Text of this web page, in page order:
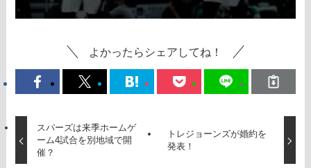
よかったらシェアしてね！
スパーズは来季ホームゲ
ーム4試合を別地域で開
催？
トレジョーンズが婚約を
発表！